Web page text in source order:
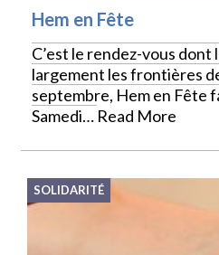
Hem en Fête
C’est le rendez-vous
largement les frontières
septembre, Hem en Fête
Samedi… Read More
SOLIDARITÉ